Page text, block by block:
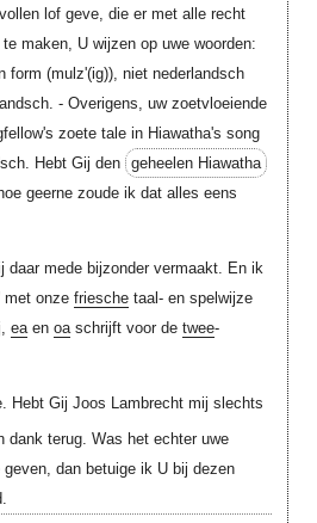
lof geve, die er met alle recht
maken, U wijzen op uwe woorden:
form (mulz'(ig)), niet nederlandsch
- Overigens, uw zoetvloeiende
zoete tale in Hiawatha's song
Hebt Gij den geheelen Hiawatha
geerne zoude ik dat alles eens
daar mede bijzonder vermaakt. En ik
met onze frieschetaal- en spelwijze
eaen oaschrijft voor de twee-
Hebt Gij Joos Lambrecht mij slechts
terug. Was het echter uwe
dan betuige ik U bij dezen